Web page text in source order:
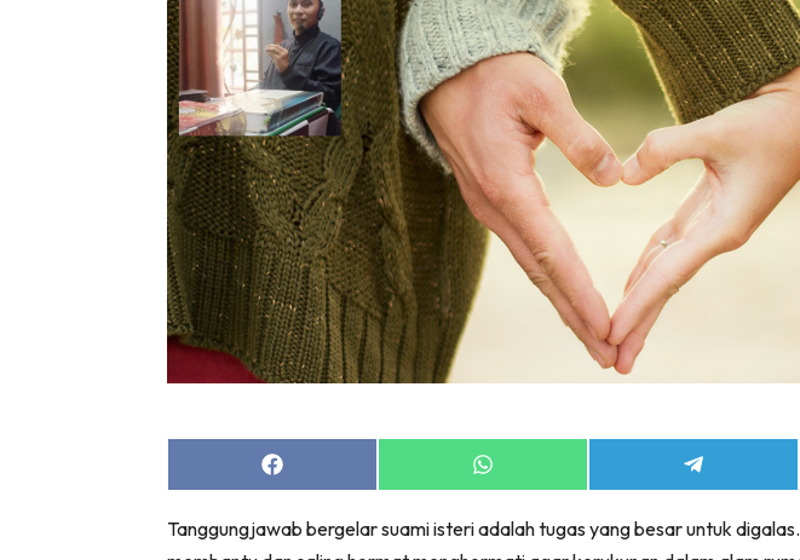
Share
on
Share
on
Share
on
Tanggungjawab bergelar suami isteri adalah tugas yang besar untuk